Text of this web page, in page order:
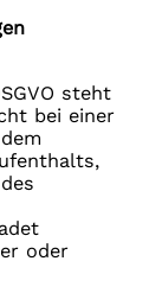
steht
bei einer
oder